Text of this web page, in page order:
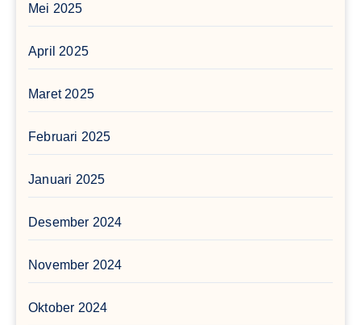
Mei 2025
April 2025
Maret 2025
Februari 2025
Januari 2025
Desember 2024
November 2024
Oktober 2024